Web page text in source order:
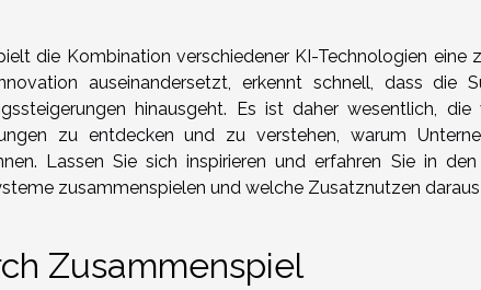
die Kombination verschiedener KI-Technologien eine
auseinandersetzt, erkennt schnell, dass die
hinausgeht. Es ist daher wesentlich, die
zu entdecken und zu verstehen, warum
Lassen Sie sich inspirieren und erfahren Sie in
zusammenspielen und welche Zusatznutzen
Zusammenspiel